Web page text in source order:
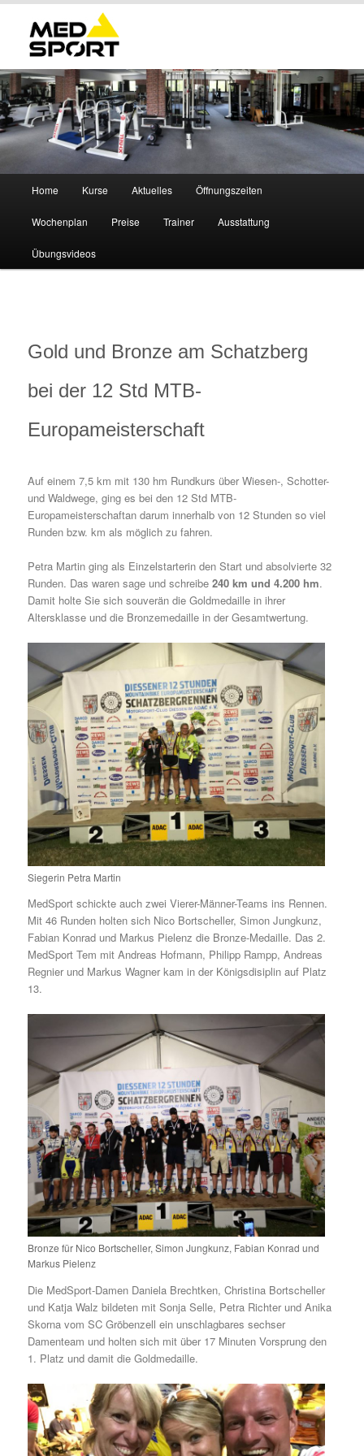
Zum
primären
Inhalt
Home Kurse Aktuelles Öffnungszeiten
Wochenplan Preise Trainer Ausstattung
Übungsvideos
Gold und Bronze am Schatzberg
bei der 12 Std MTB-
Europameisterschaft
Auf einem 7,5 km mit 130 hm Rundkurs über Wiesen-, Schotter-
und Waldwege, ging es bei den 12 Std MTB-
Europameisterschaftan darum innerhalb von 12 Stunden so viel
Runden bzw. km als möglich zu fahren.
Petra Martin ging als Einzelstarterin den Start und absolvierte 32
Runden. Das waren sage und schreibe 240 km und 4.200 hm.
Damit holte Sie sich souverän die Goldmedaille in ihrer
Altersklasse und die Bronzemedaille in der Gesamtwertung.
Siegerin Petra Martin
MedSport schickte auch zwei Vierer-Männer-Teams ins Rennen.
Mit 46 Runden holten sich Nico Bortscheller, Simon Jungkunz,
Fabian Konrad und Markus Pielenz die Bronze-Medaille. Das 2.
MedSport Tem mit Andreas Hofmann, Philipp Rampp, Andreas
Regnier und Markus Wagner kam in der Königsdisiplin auf Platz
13.
Bronze für Nico Bortscheller, Simon Jungkunz, Fabian Konrad und
Markus Pielenz
Die MedSport-Damen Daniela Brechtken, Christina Bortscheller
und Katja Walz bildeten mit Sonja Selle, Petra Richter und Anika
Skorna vom SC Gröbenzell ein unschlagbares sechser
Damenteam und holten sich mit über 17 Minuten Vorsprung den
1. Platz und damit die Goldmedaille.